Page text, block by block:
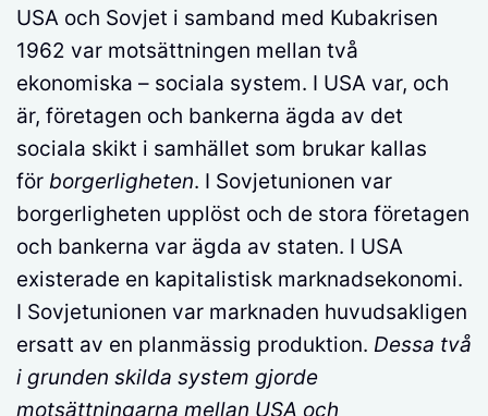
USA och Sovjet i samband med Kubakrisen
1962 var motsättningen mellan två
ekonomiska – sociala system. I USA var, och
är, företagen och bankerna ägda av det
sociala skikt i samhället som brukar kallas
för borgerligheten. I Sovjetunionen var
borgerligheten upplöst och de stora företagen
och bankerna var ägda av staten. I USA
existerade en kapitalistisk marknadsekonomi.
I Sovjetunionen var marknaden huvudsakligen
ersatt av en planmässig produktion. Dessa två
i grunden skilda system gjorde
motsättningarna mellan USA och